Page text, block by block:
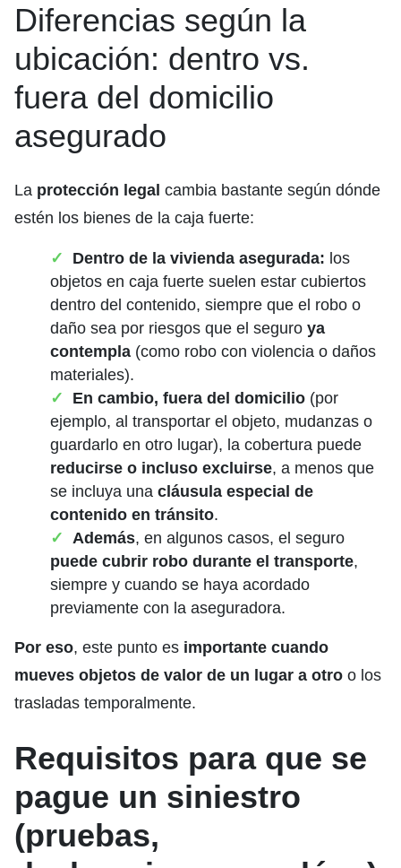
Diferencias según la
ubicación: dentro vs.
fuera del domicilio
asegurado
La protección legal cambia bastante según dónde
estén los bienes de la caja fuerte:
Dentro de la vivienda asegurada: los
objetos en caja fuerte suelen estar cubiertos
dentro del contenido, siempre que el robo o
daño sea por riesgos que el seguro ya
contempla (como robo con violencia o daños
materiales).
En cambio, fuera del domicilio (por
ejemplo, al transportar el objeto, mudanzas o
guardarlo en otro lugar), la cobertura puede
reducirse o incluso excluirse, a menos que
se incluya una cláusula especial de
contenido en tránsito.
Además, en algunos casos, el seguro
puede cubrir robo durante el transporte,
siempre y cuando se haya acordado
previamente con la aseguradora.
Por eso, este punto es importante cuando
mueves objetos de valor de un lugar a otro o los
trasladas temporalmente.
Requisitos para que se
pague un siniestro
(pruebas,